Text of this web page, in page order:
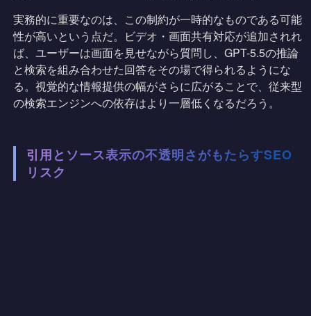
実務的に重要なのは、この制約が一時的なものである可能
性が高いという点だ。ビデオ・画面共有対応が追加されれ
ば、ユーザーは画面を見せながら質問し、GPT-5.5の推論
と検索を組み合わせた回答をその場で得られるようにな
る。視覚的な情報提供の幅がさらに広がることで、従来型
の検索エンジンへの依存はより一層低くなるだろう。
引用とソース表示の不透明さがもたらすSEO
リスク